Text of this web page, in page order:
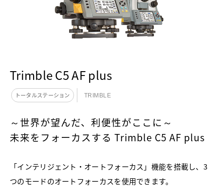
Trimble C5 AF plus
トータルステーション TRIMBLE
～世界が望んだ、利便性がここに～
未来をフォーカスする Trimble C5 AF plus
「インテリジェント・オートフォーカス」機能を搭載し、3
つのモードのオートフォーカスを使用できます。